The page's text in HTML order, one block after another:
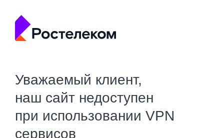
Уважаемый клиент,
наш сайт недоступен
при использовании VPN
сервисов